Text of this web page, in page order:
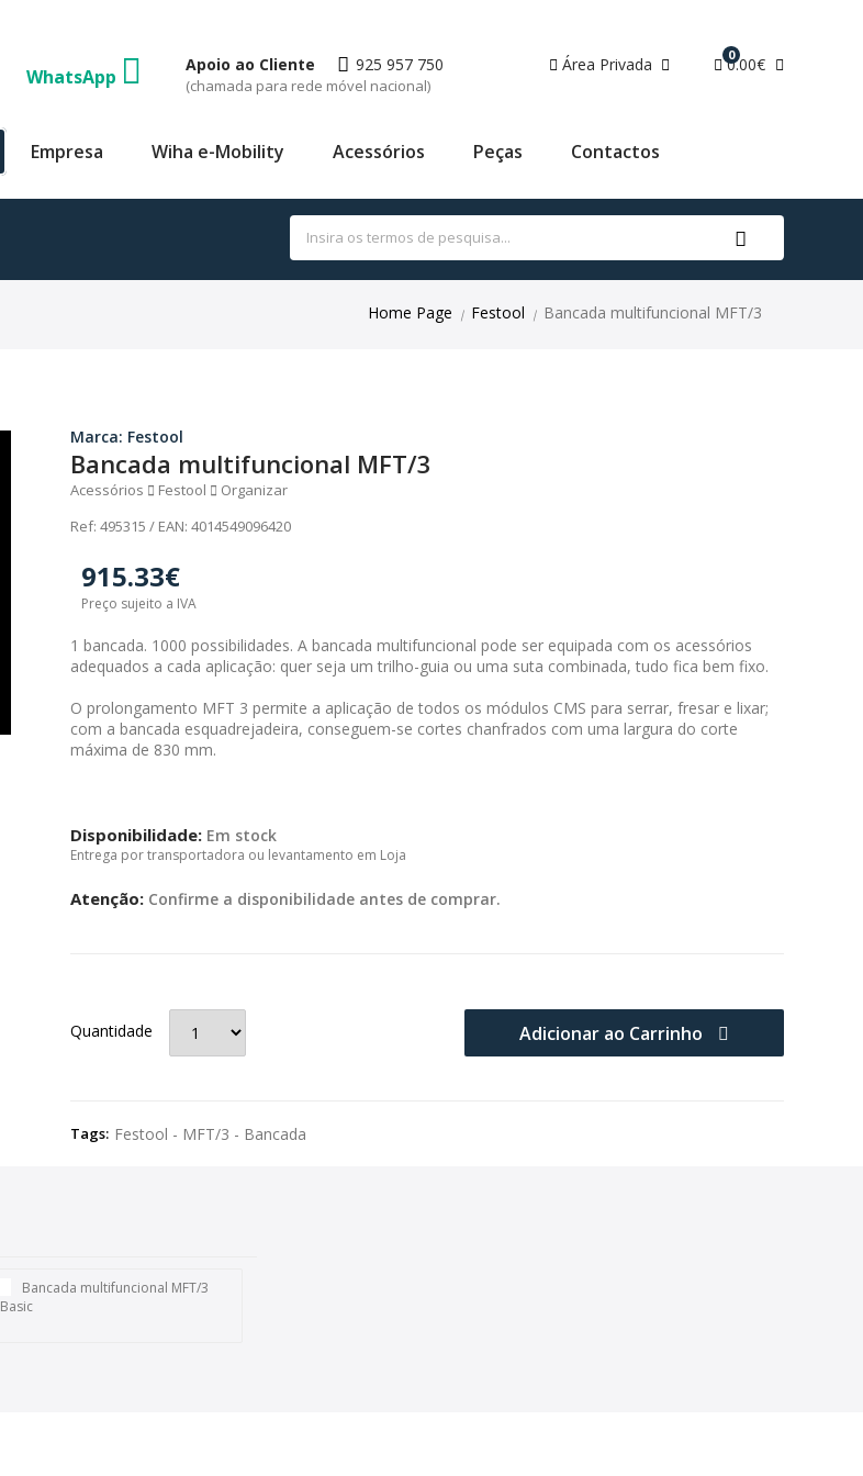
WhatsApp
Apoio ao Cliente 925 957 750
(chamada para rede móvel nacional)
Área Privada 0
0.00€
Empresa Wiha e-Mobility Acessórios Peças Contactos
Home Page | Festool | Bancada multifuncional MFT/3
Marca: Festool
Bancada multifuncional MFT/3
Acessórios Festool
Organizar
Ref: 495315 / EAN: 4014549096420
915.33€
Preço sujeito a IVA
1 bancada. 1000 possibilidades. A bancada multifuncional pode ser equipada com os acessórios
adequados a cada aplicação: quer seja um trilho-guia ou uma suta combinada, tudo fica bem fixo.
O prolongamento MFT 3 permite a aplicação de todos os módulos CMS para serrar, fresar e lixar;
com a bancada esquadrejadeira, conseguem-se cortes chanfrados com uma largura do corte
máxima de 830 mm.
Disponibilidade: Em stock
Entrega por transportadora ou levantamento em Loja
Atenção: Confirme a disponibilidade antes de comprar.
Quantidade Adicionar ao Carrinho
Tags: Festool - MFT/3 - Bancada
Bancada multifuncional MFT/3
Basic